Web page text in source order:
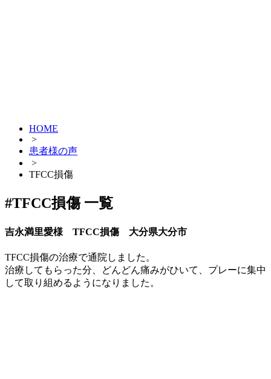
HOME
>
患者様の声
>
TFCC損傷
#TFCC損傷 一覧
吉永満里愛様 TFCC損傷 大分県大分市
TFCC損傷の治療で通院しました。
治療してもらった分、どんどん痛みがひいて、プレーに集中
して取り組めるようになりました。